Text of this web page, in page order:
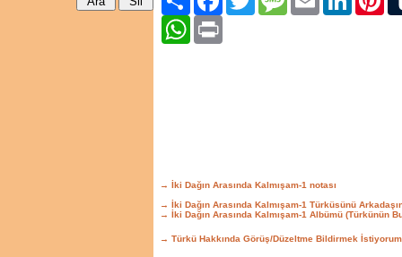
WhatsApp
→ İki Dağın Arasında Kalmışam-1 notası
→ İki Dağın Arasında Kalmışam-1 Türküsünü
→ İki Dağın Arasında Kalmışam-1 Albümü (Türkünün
→ Türkü Hakkında Görüş/Düzeltme Bildirmek İstiyorum